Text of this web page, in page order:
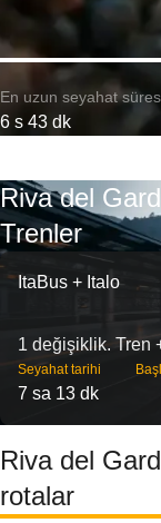
En uzun seyahat
6 s 43 dk
Riva del
Trenler
ItaBus + Italo
1 değişiklik. Tren
Seyahat tarihi
7 sa 13 dk
Riva del
rotalar